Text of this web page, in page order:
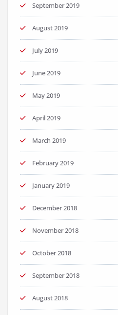
September 2019
August 2019
July 2019
June 2019
May 2019
April 2019
March 2019
February 2019
January 2019
December 2018
November 2018
October 2018
September 2018
August 2018